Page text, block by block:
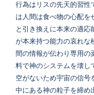
行為はリスの先天的習性
は人間は食べ物の心配を
と引き換えに本来の適応
が本来持つ能力の哀れな
間の情報が伝わり専用の
料で神のシステムを壊し
空がないため宇宙の信号
中にある神の粒子を締め